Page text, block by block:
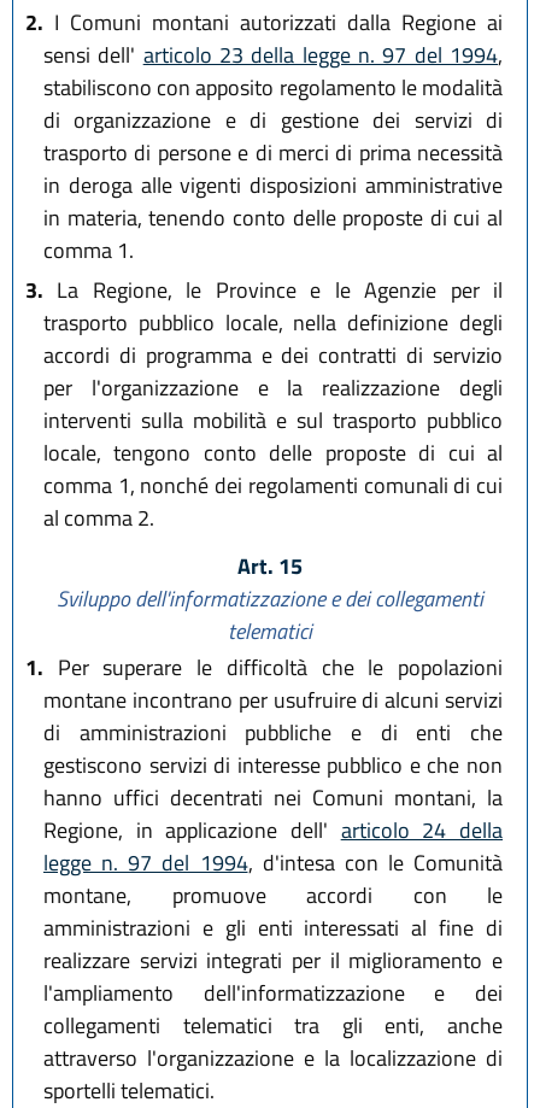
2. I Comuni montani autorizzati dalla Regione ai
sensi dell' articolo 23 della legge n. 97 del 1994,
stabiliscono con apposito regolamento le modalità
di organizzazione e di gestione dei servizi di
trasporto di persone e di merci di prima necessità
in deroga alle vigenti disposizioni amministrative
in materia, tenendo conto delle proposte di cui al
comma 1.
3. La Regione, le Province e le Agenzie per il
trasporto pubblico locale, nella definizione degli
accordi di programma e dei contratti di servizio
per l'organizzazione e la realizzazione degli
interventi sulla mobilità e sul trasporto pubblico
locale, tengono conto delle proposte di cui al
comma 1, nonché dei regolamenti comunali di cui
al comma 2.
Art. 15
Sviluppo dell'informatizzazione e dei collegamenti
telematici
1. Per superare le difficoltà che le popolazioni
montane incontrano per usufruire di alcuni servizi
di amministrazioni pubbliche e di enti che
gestiscono servizi di interesse pubblico e che non
hanno uffici decentrati nei Comuni montani, la
Regione, in applicazione dell' articolo 24 della
legge n. 97 del 1994, d'intesa con le Comunità
montane, promuove accordi con le
amministrazioni e gli enti interessati al fine di
realizzare servizi integrati per il miglioramento e
l'ampliamento dell'informatizzazione e dei
collegamenti telematici tra gli enti, anche
attraverso l'organizzazione e la localizzazione di
sportelli telematici.